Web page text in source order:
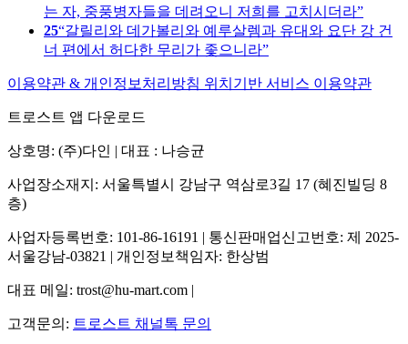
는 자, 중풍병자들을 데려오니 저희를 고치시더라
25 갈릴리와 데가볼리와 예루살렘과 유대와 요단 강 건
너 편에서 허다한 무리가 좇으니라
이용약관 & 개인정보처리방침 위치기반 서비스 이용약관
트로스트 앱 다운로드
상호명: (주)다인 | 대표 : 나승균
사업장소재지: 서울특별시 강남구 역삼로3길 17 (혜진빌딩 8
층)
사업자등록번호: 101-86-16191 | 통신판매업신고번호: 제 2025-
서울강남-03821 | 개인정보책임자: 한상범
대표 메일: trost@hu-mart.com |
고객문의: 트로스트 채널톡 문의